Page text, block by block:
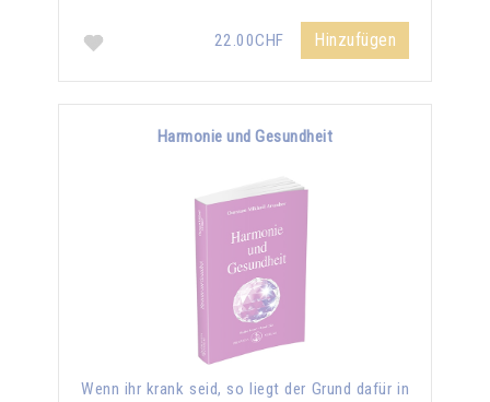
22.00CHF Hinzufügen
Harmonie und Gesundheit
Wenn ihr krank seid, so liegt der Grund dafür in